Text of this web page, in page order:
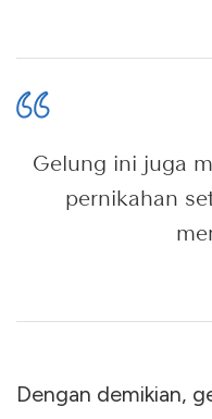
Gelung ini juga
pernikahan
Dengan demikian,